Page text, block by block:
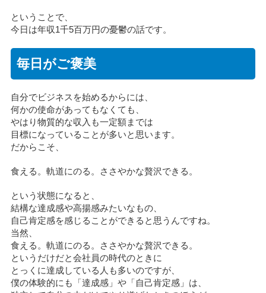
ということで、
今日は年収1千5百万円の憂鬱の話です。
毎日がご褒美
自分でビジネスを始めるからには、
何かの使命があってもなくても、
やはり物質的な収入も一定額までは
目標になっていることが多いと思います。
だからこそ、
食える。軌道にのる。ささやかな贅沢できる。
という状態になると、
結構な達成感や高揚感みたいなもの、
自己肯定感を感じることができると思うんですね。
当然、
食える。軌道にのる。ささやかな贅沢できる。
というだけだと会社員の時代のときに
とっくに達成している人も多いのですが、
僕の体験的にも「達成感」や「自己肯定感」は、